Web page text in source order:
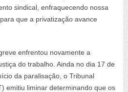
sindical, enfraquecendo nossa
que a privatização avance
enfrentou novamente a
do trabalho. Ainda no dia 17 de
da paralisação, o Tribunal
emitiu liminar determinando que os